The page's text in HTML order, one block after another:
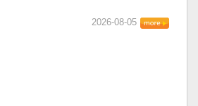
2026-08-05